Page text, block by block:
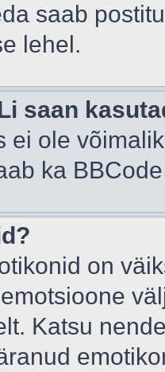
saab
lehel.
saan
ei ole
ka
on
Katsu